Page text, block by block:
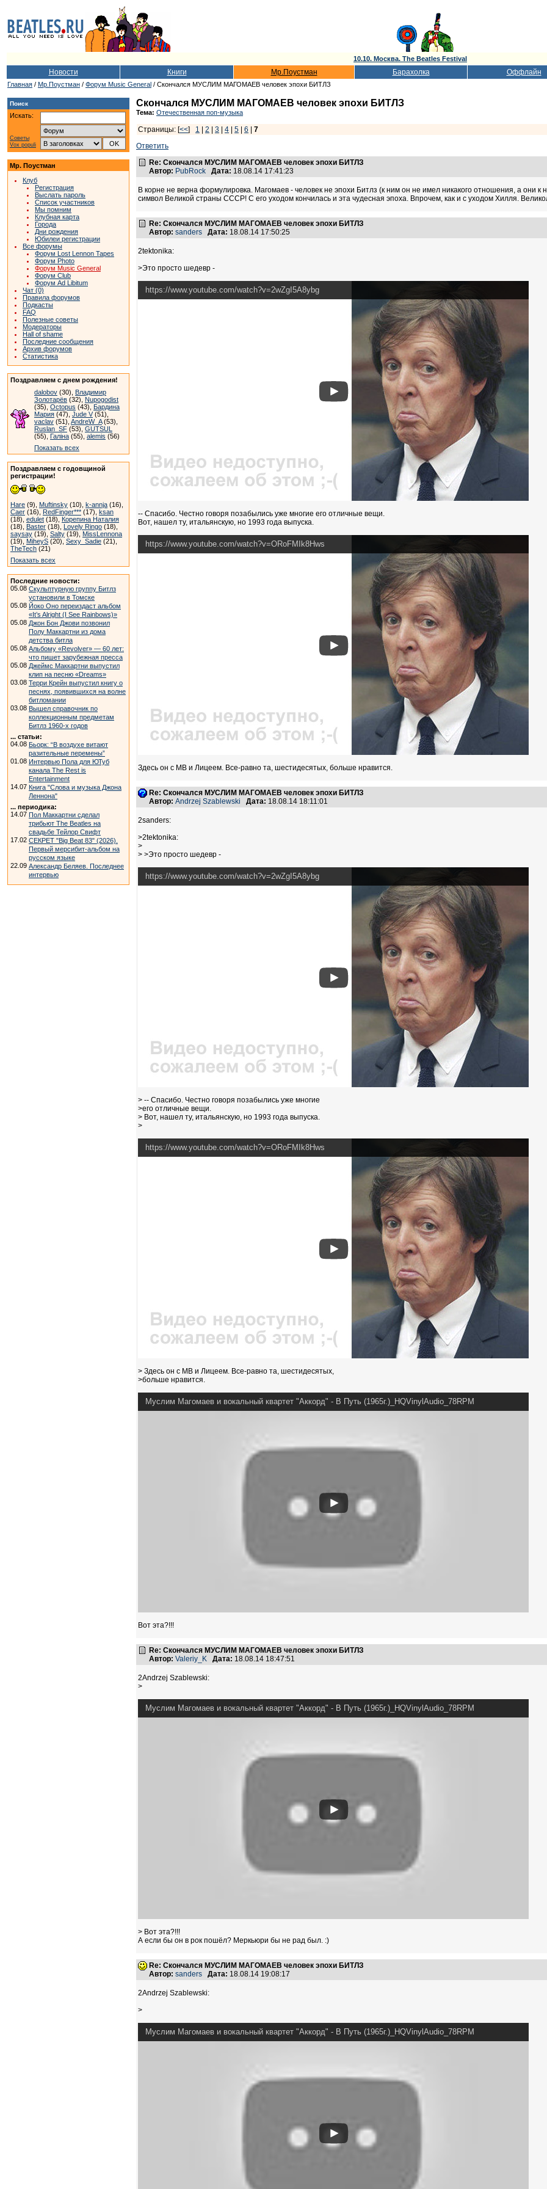
10.10. Москва. The Beatles Festival
Новости Книги Мр.Поустман Барахолка Оффлайн
Главная / Мр.Поустман / Форум Music General / Скончался МУСЛИМ МАГОМАЕВ человек эпохи БИТЛЗ
Поиск
Искать:
Советы
Vox populi
Мр. Поустман
Клуб
Регистрация
Выслать пароль
Список участников
Мы помним
Клубная карта
Города
Дни рождения
Юбилеи регистрации
Все форумы
Форум Lost Lennon Tapes
Форум Photo
Форум Music General
Форум Club
Форум Ad Libitum
Чат (0)
Правила форумов
Подкасты
FAQ
Полезные советы
Модераторы
Hall of shame
Последние сообщения
Архив форумов
Статистика
Поздравляем с днем рождения!
dalobov (30), Владимир
Золотарёв (32), Nupogodist
(35), Octopus (43), Бардина
Мария (47), Jude V(51),
vaclav (51), AndreW_A(53),
Ruslan_SF (53), GUTSUL
(55), Галіна (55), alemis (56)
Показать всех
Поздравляем с годовщиной
регистрации!
Hare (9), Muftinsky (10), k-annja (16),
Caer (16), RedFinger*** (17), ksan
(18), edulet (18), Корепина Наталия
(18), Baster (18), Lovely Ringo (18),
saysay (19), Salty (19), MissLennona
(19), MiheyS (20), Sexy_Sadie (21),
TheTech (21)
Показать всех
Последние новости:
05.08 Скульптурную группу Битлз
установили в Томске
05.08 Йоко Оно переиздаст альбом
«It’s Alright (I See Rainbows)»
05.08 Джон Бон Джови позвонил
Полу Маккартни из дома
детства битла
05.08 Альбому «Revolver» — 60 лет:
что пишет зарубежная пресса
05.08 Джеймс Маккартни выпустил
клип на песню «Dreams»
03.08 Терри Крейн выпустил книгу о
песнях, появившихся на волне
битломании
03.08 Вышел справочник по
коллекционным предметам
Битлз 1960-х годов
... статьи:
04.08 Бьорк: “В воздухе витают
разительные перемены”
01.08 Интервью Пола для ЮТуб
канала The Rest is
Entertainment
14.07 Книга "Слова и музыка Джона
Леннона"
... периодика:
14.07 Пол Маккартни сделал
трибьют The Beatles на
свадьбе Тейлор Свифт
17.02 СЕКРЕТ "Big Beat 83" (2026).
Первый мерсибит-альбом на
русском языке
22.09 Александр Беляев. Последнее
интервью
Скончался МУСЛИМ МАГОМАЕВ человек эпохи БИТЛЗ
Тема: Отечественная поп-музыка
Страницы: [<<] 1 2 3 4 5 6
7
Ответить
Re: Скончался МУСЛИМ МАГОМАЕВ человек эпохи БИТЛЗ
Автор: PubRock Дата: 18.08.14 17:41:23
В корне не верна формулировка. Магомаев - человек не эпохи Битлз (к ним он не имел никакого отношения, а они
символ Великой страны СССР! С его уходом кончилась и эта чудесная эпоха. Впрочем, как и с уходом Хилля.
Re: Скончался МУСЛИМ МАГОМАЕВ человек эпохи БИТЛЗ
Автор: sanders Дата: 18.08.14 17:50:25
2tektonika:
>Это просто шедевр -
https://www.youtube.com/watch?v=2wZgI5A8ybg
-- Спасибо. Честно говоря позабылись уже многие его отличные вещи.
Вот, нашел ту, итальянскую, но 1993 года выпуска.
https://www.youtube.com/watch?v=ORoFMIk8Hws
Здесь он с МВ и Лицеем. Все-равно та, шестидесятых, больше нравится.
Re: Скончался МУСЛИМ МАГОМАЕВ человек эпохи БИТЛЗ
Автор: Andrzej Szablewski Дата: 18.08.14 18:11:01
2sanders:
>2tektonika:
>
> >Это просто шедевр -
https://www.youtube.com/watch?v=2wZgI5A8ybg
> -- Спасибо. Честно говоря позабылись уже многие
>его отличные вещи.
> Вот, нашел ту, итальянскую, но 1993 года выпуска.
>
https://www.youtube.com/watch?v=ORoFMIk8Hws
> Здесь он с МВ и Лицеем. Все-равно та, шестидесятых,
>больше нравится.
Муслим Магомаев и вокальный квартет "Аккорд" - В Путь (1965г.)_HQVinylAudio_78RPM
Вот эта?!!!
Re: Скончался МУСЛИМ МАГОМАЕВ человек эпохи БИТЛЗ
Автор: Valeriy_K Дата: 18.08.14 18:47:51
2Andrzej Szablewski:
>
Муслим Магомаев и вокальный квартет "Аккорд" - В Путь (1965г.)_HQVinylAudio_78RPM
> Вот эта?!!!
А если бы он в рок пошёл? Меркьюри бы не рад был. :)
Re: Скончался МУСЛИМ МАГОМАЕВ человек эпохи БИТЛЗ
Автор: sanders Дата: 18.08.14 19:08:17
2Andrzej Szablewski:
>
Муслим Магомаев и вокальный квартет "Аккорд" - В Путь (1965г.)_HQVinylAudio_78RPM